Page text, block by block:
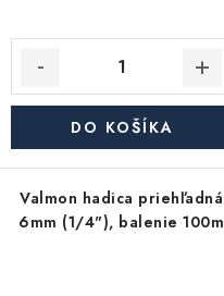
DO KOŠÍKA
Valmon hadica priehľadná
6mm (1/4"), balenie 100m